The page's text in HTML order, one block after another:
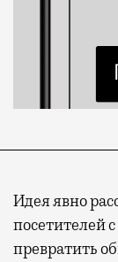
Идея явно
посетителей
превратить